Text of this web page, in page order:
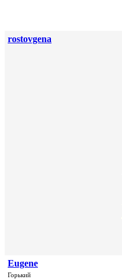
rostovgena
Eugene
Горький